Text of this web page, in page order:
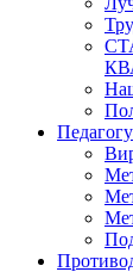
Педагогу